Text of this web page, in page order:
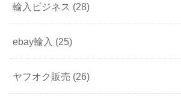
輸入ビジネス (28)
ebay輸入 (25)
ヤフオク販売 (26)